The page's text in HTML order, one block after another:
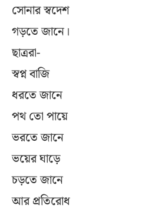
সোনার স্বদেশ
গড়তে জানে।
ছাত্ররা-
স্বপ্ন বাজি
ধরতে জানে
পথ তো পায়ে
ভরতে জানে
ভয়ের ঘাড়ে
চড়তে জানে
আর প্রতিরোধ